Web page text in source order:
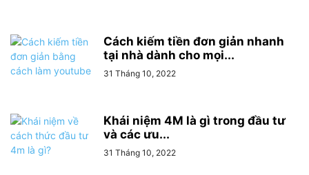
Cách kiếm tiền đơn giản nhanh
tại nhà dành cho mọi...
31 Tháng 10, 2022
Khái niệm 4M là gì trong đầu tư
và các ưu...
31 Tháng 10, 2022